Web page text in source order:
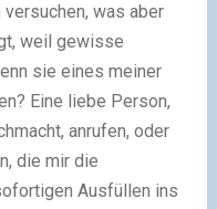
was aber
weil gewisse
sie eines meiner
Eine liebe Person,
anrufen, oder
die mir die
Ausfüllen ins